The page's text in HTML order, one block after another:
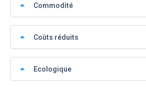
Commodité
Coûts réduits
Ecologique